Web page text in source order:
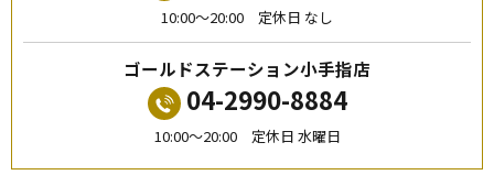
10:00〜20:00 定休日 なし
ゴールドステーション小手指店
04-2990-8884
10:00〜20:00 定休日 水曜日